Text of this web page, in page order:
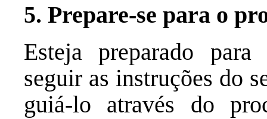
5. Prepare-se para o
Esteja preparado
seguir as instruções do
guiá-lo através do